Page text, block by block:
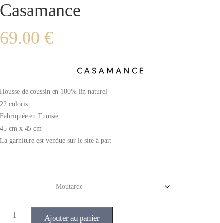
Casamance
69.00 €
Housse de coussin en 100% lin naturel
22 coloris
Fabriquée en Tunisie
45 cm x 45 cm
La garniture est vendue sur le site à part
Ajouter au panier